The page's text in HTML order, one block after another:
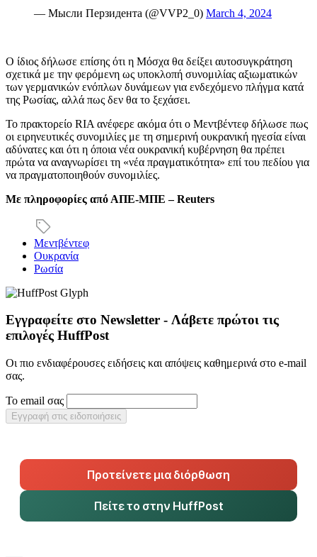
— Мысли Перзидента (@VVP2_0) March 4, 2024
Ο ίδιος δήλωσε επίσης ότι η Μόσχα θα δείξει αυτοσυγκράτηση
σχετικά με την φερόμενη ως υποκλοπή συνομιλίας αξιωματικών
των γερμανικών ενόπλων δυνάμεων για ενδεχόμενο πλήγμα κατά
της Ρωσίας, αλλά πως δεν θα το ξεχάσει.
Το πρακτορείο RIA ανέφερε ακόμα ότι ο Μεντβέντεφ δήλωσε πως
οι ειρηνευτικές συνομιλίες με τη σημερινή ουκρανική ηγεσία είναι
αδύνατες και ότι η όποια νέα ουκρανική κυβέρνηση θα πρέπει
πρώτα να αναγνωρίσει τη «νέα πραγματικότητα» επί του πεδίου για
να πραγματοποιηθούν συνομιλίες.
Με πληροφορίες από ΑΠΕ-ΜΠΕ – Reuters
Μεντβέντεφ
Ουκρανία
Ρωσία
Εγγραφείτε στο Newsletter - Λάβετε πρώτοι τις
επιλογές HuffPost
Οι πιο ενδιαφέρουσες ειδήσεις και απόψεις καθημερινά στο e-mail
σας.
Το email σας
Εγγραφή στις ειδοποιήσεις
Προτείνετε μια διόρθωση
Πείτε το στην HuffPost